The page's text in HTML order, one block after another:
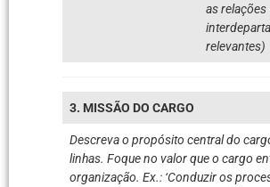
as relações
relevantes)
3. MISSÃO DO CARGO
Descreva o propósito central do
linhas. Foque no valor que o cargo
organização. Ex.: ‘Conduzir os